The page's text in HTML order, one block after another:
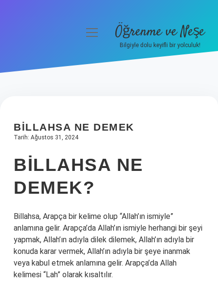
Hakkımızda
menüyüÖğrenme ve Neşe
Bilgiyle dolu keyifli bir yolculuk!
BILLAHSA NE DEMEK
Tarih: Ağustos 31, 2024
BILLAHSA NE
DEMEK?
Billahsa, Arapça bir kelime olup “Allah’ın ismiyle”
anlamına gelir. Arapça’da Allah’ın ismiyle herhangi bir şeyi
yapmak, Allah’ın adıyla dilek dilemek, Allah’ın adıyla bir
konuda karar vermek, Allah’ın adıyla bir şeye inanmak
veya kabul etmek anlamına gelir. Arapça’da Allah
kelimesi “Lah” olarak kısaltılır.